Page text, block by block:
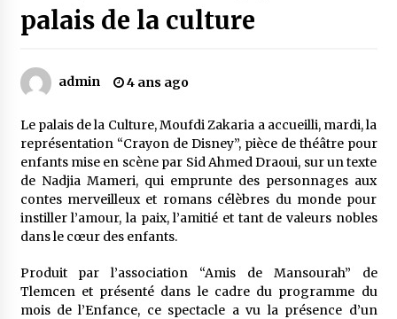
4 ans ago
4 ans ago
Mythes et croyances / L’hospitalité des
montagnards
4 ans ago
Quand on va vite
« Père, tiens-moi, je vais tomber ! »
palais de la culture
admin 4 ans ago
Le palais de la Culture, Moufdi Zakaria a accueilli, mardi, la
représentation “Crayon de Disney”, pièce de théâtre pour
enfants mise en scène par Sid Ahmed Draoui, sur un texte
de Nadjia Mameri, qui emprunte des personnages aux
contes merveilleux et romans célèbres du monde pour
instiller l’amour, la paix, l’amitié et tant de valeurs nobles
dans le cœur des enfants.
Produit par l’association “Amis de Mansourah” de
Tlemcen et présenté dans le cadre du programme du
mois de l’Enfance, ce spectacle a vu la présence d’un